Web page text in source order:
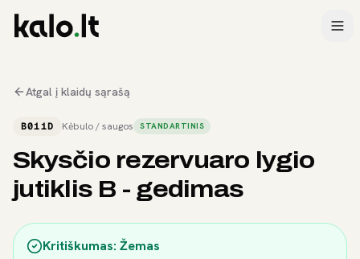
Atgal į klaidų sąrašą
B011D Kėbulo / saugos STANDARTINIS
Skysčio rezervuaro lygio
jutiklis B - gedimas
Kritiškumas: Žemas